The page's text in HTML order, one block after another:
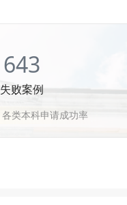
维、商业敏感度、学习
点考察的能力。
，其中金融/银行领域
司也是主要去向。
，从今年起项目将提
643
失败案例
各类本科申请成功率